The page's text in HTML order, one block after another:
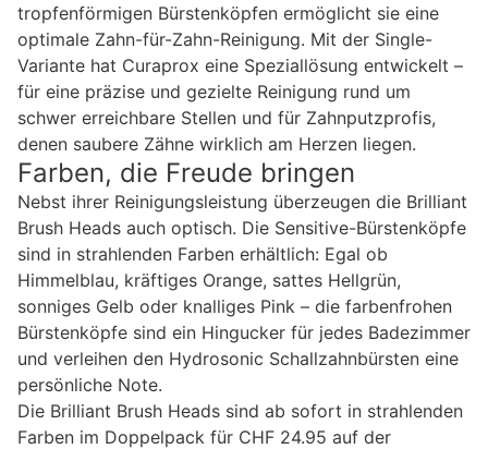
tropfenförmigen Bürstenköpfen ermöglicht sie eine
optimale Zahn-für-Zahn-Reinigung. Mit der Single-
Variante hat Curaprox eine Speziallösung entwickelt –
für eine präzise und gezielte Reinigung rund um
schwer erreichbare Stellen und für Zahnputzprofis,
denen saubere Zähne wirklich am Herzen liegen.
Farben, die Freude bringen
Nebst ihrer Reinigungsleistung überzeugen die Brilliant
Brush Heads auch optisch. Die Sensitive-Bürstenköpfe
sind in strahlenden Farben erhältlich: Egal ob
Himmelblau, kräftiges Orange, sattes Hellgrün,
sonniges Gelb oder knalliges Pink – die farbenfrohen
Bürstenköpfe sind ein Hingucker für jedes Badezimmer
und verleihen den Hydrosonic Schallzahnbürsten eine
persönliche Note.
Die Brilliant Brush Heads sind ab sofort in strahlenden
Farben im Doppelpack für CHF 24.95 auf der